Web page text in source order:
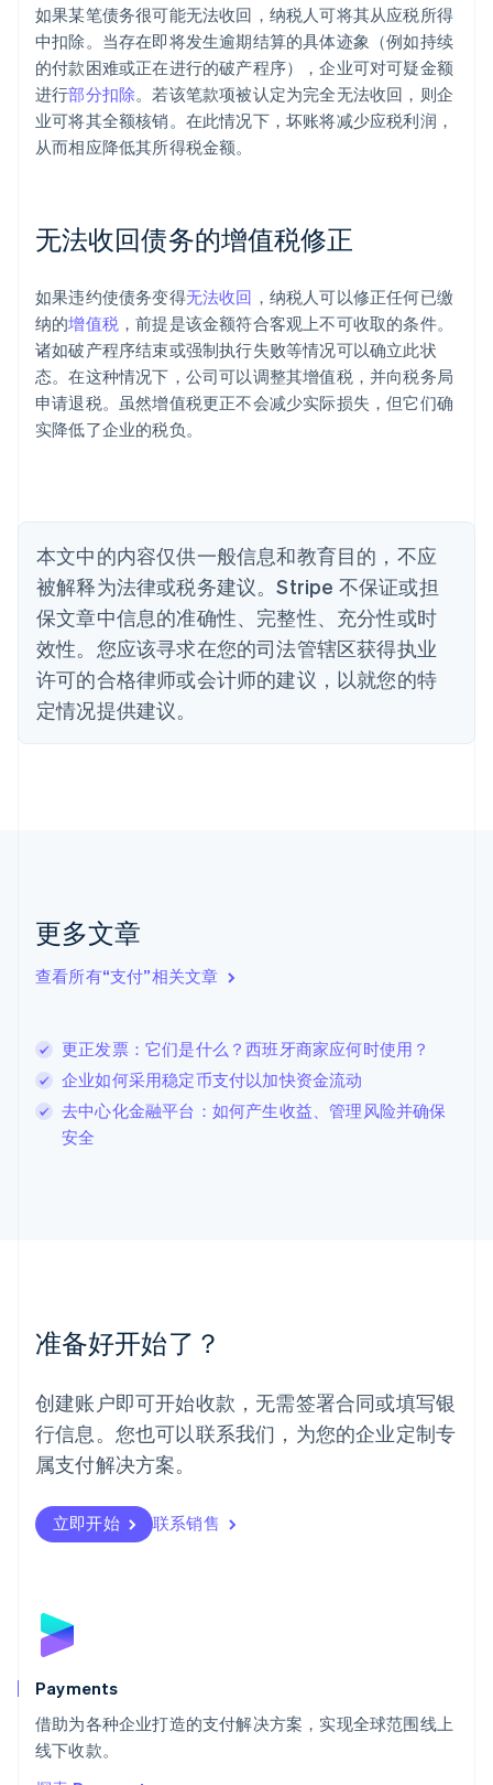
如果某笔债务很可能无法收回，纳税人可将其从应税所得
中扣除。当存在即将发生逾期结算的具体迹象（例如持续
的付款困难或正在进行的破产程序），企业可对可疑金额
进行部分扣除。若该笔款项被认定为完全无法收回，则企
业可将其全额核销。在此情况下，坏账将减少应税利润，
从而相应降低其所得税金额。
无法收回债务的增值税修正
如果违约使债务变得无法收回 ，纳税人可以修正任何已缴
纳的增值税 ，前提是该金额符合客观上不可收取的条件。
诸如破产程序结束或强制执行失败等情况可以确立此状
态。在这种情况下，公司可以调整其增值税，并向税务局
申请退税。虽然增值税更正不会减少实际损失，但它们确
实降低了企业的税负。
本文中的内容仅供一般信息和教育目的，不应
被解释为法律或税务建议。Stripe 不保证或担
保文章中信息的准确性、完整性、充分性或时
效性。您应该寻求在您的司法管辖区获得执业
许可的合格律师或会计师的建议，以就您的特
定情况提供建议。
更多文章
查看所有“支付”相关文章
更正发票：它们是什么？西班牙商家应何时使用？
企业如何采用稳定币支付以加快资金流动
去中心化金融平台：如何产生收益、管理风险并确保
安全
准备好开始了？
创建账户即可开始收款，无需签署合同或填写银
行信息。您也可以联系我们，为您的企业定制专
属支付解决方案。
立即开始 联系销售
Payments
借助为各种企业打造的支付解决方案，实现全球范围线上
线下收款。
爱尔兰
English
English
奥地利
Deutsch English
澳大利亚
English
巴西
PortuguêsEnglish
English
丹麦
English
德国
DeutschEnglish
法国
FrançaisEnglish
芬兰
EnglishSvenska
English Italiano
拉脱维亚
立陶宛
DeutschEnglish
卢森堡
Français DeutschEnglish
罗马尼亚
English
挪威
葡萄牙
Português English
日本
日本語English
瑞典
瑞士
DeutschFrançais
English
斯洛文尼亚
泰国
ไทยEnglish
希腊
English